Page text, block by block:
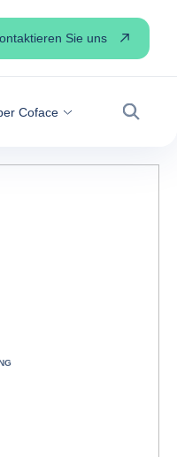
Coface
Suche
Sie uns